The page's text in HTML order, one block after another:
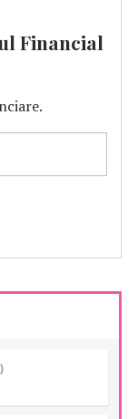
Financial